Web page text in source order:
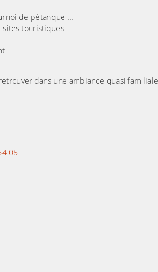
de pétanque ...
sites touristiques
dans une ambiance quasi familiale
05